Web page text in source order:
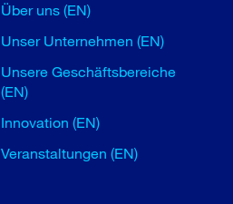
Über uns (EN)
Unser Unternehmen (EN)
Unsere Geschäftsbereiche
(EN)
Innovation (EN)
Veranstaltungen (EN)